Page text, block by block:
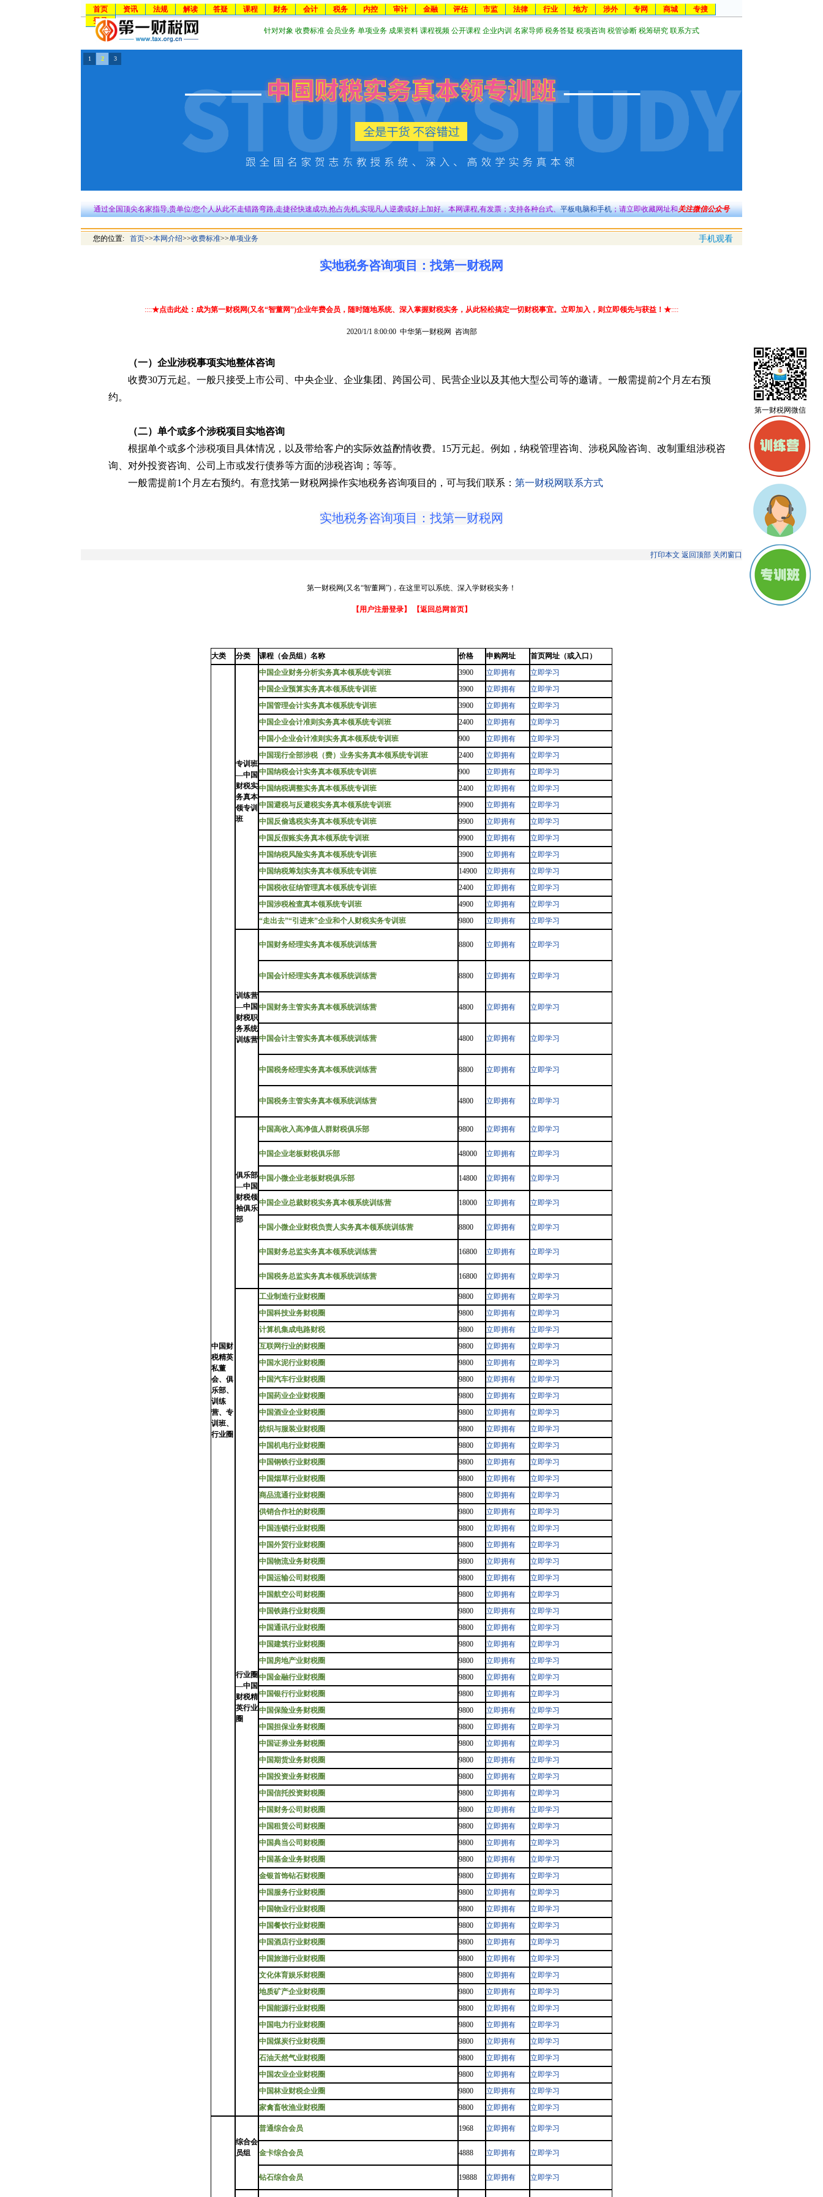
首页 资讯 法规 解读 答疑 课程 财务 会计 税务 内控 审计 金融 评估 市监 法律 行业 地方 涉外 专网 商城
专搜
登录
针对对象 收费标准 会员业务 单项业务 成果资料 课程视频 公开课程 企业内训 名家导师 税务答疑 税项咨询 税管诊断 税筹研究 联系方式
1 2 3
通过全国顶尖名家指导,贵单位/您个人从此不走错路弯路,走捷径快速成功,抢占先机,实现凡人逆袭或好上加好。本网课程,有发票；支持各种台式、平板电脑和手机；请立即收藏网址和关注微信公众号
您的位置: 首页>>本网介绍>>收费标准>>单项业务 手机观看
实地税务咨询项目：找第一财税网
::::★点击此处：成为第一财税网(又名“智董网”)企业年费会员，随时随地系统、深入掌握财税实务，从此轻松搞定一切财税事宜。立即加入，则立即领先与获益！★::::
2020/1/1 8:00:00 中华第一财税网 咨询部
（一）企业涉税事项实地整体咨询
收费30万元起。一般只接受上市公司、中央企业、企业集团、跨国公司、民营企业以及其他大型公司等的邀请。一般需提前2个月左右预
约。
（二）单个或多个涉税项目实地咨询
根据单个或多个涉税项目具体情况，以及带给客户的实际效益酌情收费。15万元起。例如，纳税管理咨询、涉税风险咨询、改制重组涉税咨
询、对外投资咨询、公司上市或发行债券等方面的涉税咨询；等等。
一般需提前1个月左右预约。有意找第一财税网操作实地税务咨询项目的，可与我们联系： 第一财税网联系方式
实地税务咨询项目：找第一财税网
打印本文 返回顶部 关闭窗口
第一财税网(又名“智董网”)，在这里可以系统、深入学财税实务！
【用户注册登录】 【返回总网首页】
大类 分类 课程（会员组）名称 价格 申购网址 首页网址（或入口）
中国财
税精英
私董
会、俱
乐部、
训练
营、专
训班、
行业圈
专训班
—中国
财税实
务真本
领专训
班
中国企业财务分析实务真本领系统专训班 3900 立即拥有
立即学习
中国企业预算实务真本领系统专训班
3900 立即拥有
立即学习
中国管理会计实务真本领系统专训班
3900 立即拥有
立即学习
中国企业会计准则实务真本领系统专训班
2400 立即拥有
立即学习
中国小企业会计准则实务真本领系统专训班
900 立即拥有
立即学习
中国现行全部涉税（费）业务实务真本领系统专训班
2400 立即拥有
立即学习
中国纳税会计实务真本领系统专训班
900 立即拥有
立即学习
中国纳税调整实务真本领系统专训班
2400 立即拥有
立即学习
中国避税与反避税实务真本领系统专训班
9900 立即拥有
立即学习
中国反偷逃税实务真本领系统专训班
9900 立即拥有
立即学习
中国反假账实务真本领系统专训班
9900 立即拥有
立即学习
中国纳税风险实务真本领系统专训班
3900 立即拥有
立即学习
中国纳税筹划实务真本领系统专训班
14900 立即拥有
立即学习
中国税收征纳管理真本领系统专训班
2400 立即拥有
立即学习
中国涉税检查真本领系统专训班
4900 立即拥有
立即学习
“走出去”“引进来”企业和个人财税实务专训班
9800 立即拥有 立即学习
训练营
—中国
财税职
务系统
训练营
中国财务经理实务真本领系统训练营 8800 立即拥有 立即学习
中国会计经理实务真本领系统训练营 8800 立即拥有 立即学习
中国财务主管实务真本领系统训练营 4800 立即拥有 立即学习
中国会计主管实务真本领系统训练营 4800 立即拥有 立即学习
中国税务经理实务真本领系统训练营 8800 立即拥有 立即学习
中国税务主管实务真本领系统训练营 4800 立即拥有 立即学习
俱乐部
—中国
财税领
袖俱乐
部
中国高收入高净值人群财税俱乐部 9800 立即拥有 立即学习
中国企业老板财税俱乐部 48000 立即拥有 立即学习
中国小微企业老板财税俱乐部 14800 立即拥有 立即学习
中国企业总裁财税实务真本领系统训练营 18000 立即拥有 立即学习
中国小微企业财税负责人实务真本领系统训练营 8800 立即拥有 立即学习
中国财务总监实务真本领系统训练营 16800 立即拥有 立即学习
中国税务总监实务真本领系统训练营 16800 立即拥有 立即学习
行业圈
—中国
财税精
英行业
圈
工业制造行业财税圈 9800 立即拥有
立即学习
中国科技业务财税圈
9800 立即拥有
立即学习
计算机集成电路财税
9800 立即拥有
立即学习
互联网行业的财税圈
9800 立即拥有
立即学习
中国水泥行业财税圈
9800 立即拥有
立即学习
中国汽车行业财税圈
9800 立即拥有
立即学习
中国药业企业财税圈
9800 立即拥有
立即学习
中国酒业企业财税圈
9800 立即拥有
立即学习
纺织与服装业财税圈
9800 立即拥有
立即学习
中国机电行业财税圈
9800 立即拥有
立即学习
中国钢铁行业财税圈
9800 立即拥有
立即学习
中国烟草行业财税圈
9800 立即拥有
立即学习
商品流通行业财税圈
9800 立即拥有
立即学习
供销合作社的财税圈
9800 立即拥有
立即学习
中国连锁行业财税圈
9800 立即拥有
立即学习
中国外贸行业财税圈
9800 立即拥有
立即学习
中国物流业务财税圈
9800 立即拥有
立即学习
中国运输公司财税圈
9800 立即拥有
立即学习
中国航空公司财税圈
9800 立即拥有
立即学习
中国铁路行业财税圈
9800 立即拥有
立即学习
中国通讯行业财税圈
9800 立即拥有
立即学习
中国建筑行业财税圈
9800 立即拥有
立即学习
中国房地产业财税圈
9800 立即拥有
立即学习
中国金融行业财税圈
9800 立即拥有
立即学习
中国银行行业财税圈
9800 立即拥有
立即学习
中国保险业务财税圈
9800 立即拥有
立即学习
中国担保业务财税圈
9800 立即拥有
立即学习
中国证券业务财税圈
9800 立即拥有
立即学习
中国期货业务财税圈
9800 立即拥有
立即学习
中国投资业务财税圈
9800 立即拥有
立即学习
中国信托投资财税圈
9800 立即拥有
立即学习
中国财务公司财税圈
9800 立即拥有
立即学习
中国租赁公司财税圈
9800 立即拥有
立即学习
中国典当公司财税圈
9800 立即拥有
立即学习
中国基金业务财税圈
9800 立即拥有
立即学习
金银首饰钻石财税圈
9800 立即拥有
立即学习
中国服务行业财税圈
9800 立即拥有
立即学习
中国物业行业财税圈
9800 立即拥有
立即学习
中国餐饮行业财税圈
9800 立即拥有
立即学习
中国酒店行业财税圈
9800 立即拥有
立即学习
中国旅游行业财税圈
9800 立即拥有
立即学习
文化体育娱乐财税圈
9800 立即拥有
立即学习
地质矿产企业财税圈
9800 立即拥有
立即学习
中国能源行业财税圈
9800 立即拥有
立即学习
中国电力行业财税圈
9800 立即拥有
立即学习
中国煤炭行业财税圈
9800 立即拥有
立即学习
石油天然气业财税圈
9800 立即拥有
立即学习
中国农业企业财税圈
9800 立即拥有
立即学习
中国林业财税企业圈
9800 立即拥有
立即学习
家禽畜牧渔业财税圈
9800 立即拥有 立即学习
综合会
员组
普通综合会员 1968 立即拥有 立即学习
金卡综合会员 4888 立即拥有 立即学习
钻石综合会员 19888 立即拥有 立即学习
第一财税网微信